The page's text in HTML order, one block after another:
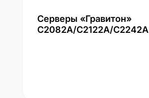
Серверы «Гравитон»
С2082А/С2122А/С2242А